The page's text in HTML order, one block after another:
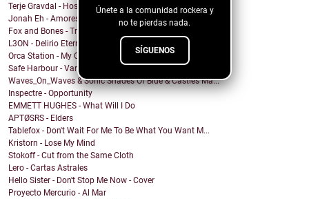
Únete a la comunidad rockera y
no te pierdas nada.
SÍGUENOS
Terje Gravdal - Hostage In My Home (feat. Frida H...
Jonah Eh - Amores de Fin de Semana
Fox and Bones - Tricks
L3ON - Delirio Eterno
Orca Station - My Compass
Safe Harbour - Vampire
Waves_On_Waves & Sonic Shades Of Blue & Castles Ma...
Inspectre - Opportunity
EMMETT HUGHES - What Will I Do
APTØSRS - Elders
Tablefox - Don't Wait For Me To Be What You Want M...
Kristorn - Lose My Mind
Stokoff - Cut from the Same Cloth
Lero - Cartas Astrales
Hello Sister - Don't Stop Me Now - Cover
Proyecto Mercurio - Al Mar